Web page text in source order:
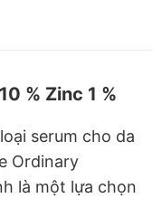
% Zinc 1 %
serum cho da
Ordinary
là một lựa chọn